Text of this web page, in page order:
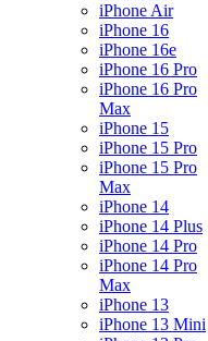
iPhone Air
iPhone 16
iPhone 16e
iPhone 16 Pro
iPhone 16 Pro
Max
iPhone 15
iPhone 15 Pro
iPhone 15 Pro
Max
iPhone 14
iPhone 14 Plus
iPhone 14 Pro
iPhone 14 Pro
Max
iPhone 13
iPhone 13 Mini